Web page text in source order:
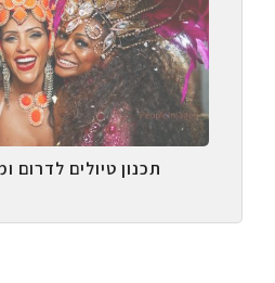
תכנון טיולים לדרום